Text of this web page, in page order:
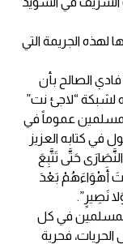
الجريمة التي
الصالح بأن
لشبكة “لاجئ نت”
عموماً في
في كتابه العزيز
حَتَّى تَتَّبِعَ
أَهْوَاءَهُمْ بَعْدَ
نَصِيرٍ”.
في كل
فحرية